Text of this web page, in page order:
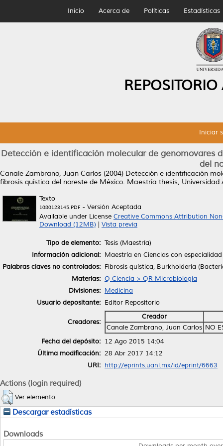
Inicio Acerca de Políticas Estadísticas
Iniciar
Detección e identificación molecular de genomovares
del
Canale Zambrano, Juan Carlos (2004) Detección e identificación
fibrosis quística del noreste de México. Maestría thesis, Universidad
Texto
1080123145.PDF - Versión Aceptada
Available under License Creative Commons Attribution
Download (12MB)
Vista previa
Tipo de elemento: Tesis (Maestría)
Información adicional: Maestría en Ciencias con
Palabras claves no controlados: Fibrosis quística, Burkholderia
Materias: Q Ciencia > QR Microbiología
Divisiones: Medicina
Usuario depositante: Editor Repositorio
Creadores:
Creador
Canale Zambrano, Juan Carlos NO
Fecha del depósito: 12 Ago 2015 14:04
Última modificación: 28 Abr 2017 14:12
URI: http://eprints.uanl.mx/id/eprint/6663
Actions (login required)
Ver elemento
Descargar estadísticas
Downloads